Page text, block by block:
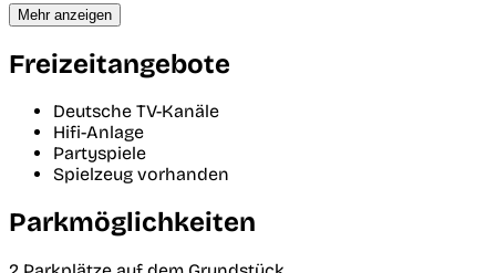
Mehr anzeigen
Freizeitangebote
Deutsche TV-Kanäle
Hifi-Anlage
Partyspiele
Spielzeug vorhanden
Parkmöglichkeiten